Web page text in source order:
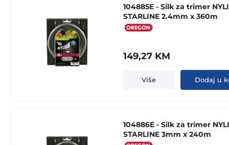
104885E - Silk za trimer
STARLINE 2.4mm x 360m
149,27 KM
Više Dodaj u
104886E - Silk za trimer
STARLINE 3mm x 240m